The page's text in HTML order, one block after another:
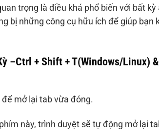
trọng là điều khá phổ biến với bất
bị những công cụ hữu ích để giúp bạn
–Ctrl + Shift + T(Windows/Linux)
mở lại tab vừa đóng.
này, trình duyệt sẽ tự động mở lại